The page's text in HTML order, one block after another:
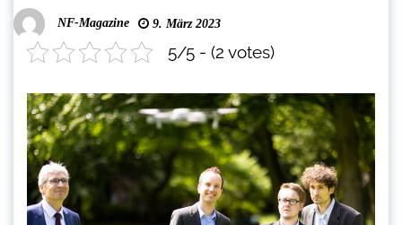
NF-Magazine 9. März 2023
5/5 - (2 votes)